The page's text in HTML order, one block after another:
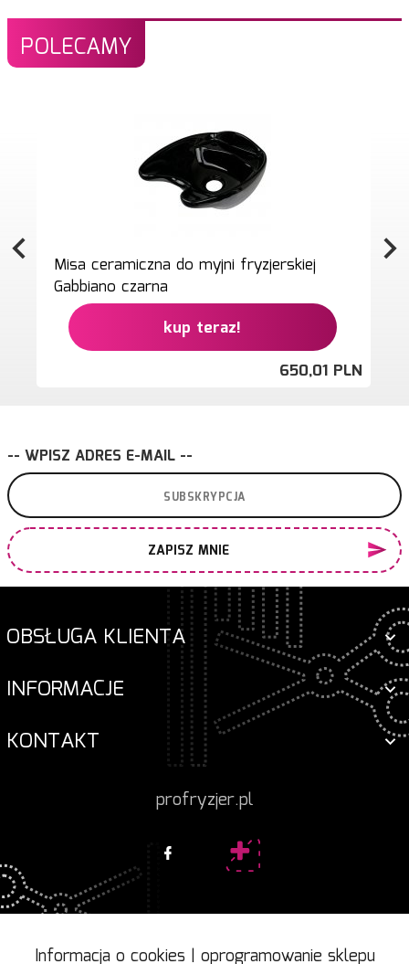
POLECAMY
Misa ceramiczna do myjni fryzjerskiej
Gabbiano czarna
kup teraz!
650,01 PLN
-- WPISZ ADRES E-MAIL --
ZAPISZ MNIE
OBSŁUGA KLIENTA
INFORMACJE
KONTAKT
profryzjer.pl
Informacja o cookies | oprogramowanie sklepu